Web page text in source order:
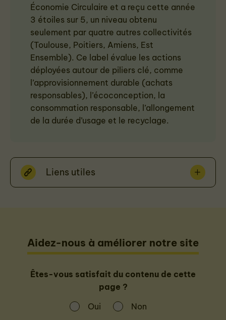
Économie Circulaire et a reçu cette année
3 étoiles sur 5, un niveau obtenu
seulement par quatre autres collectivités
(Toulouse, Poitiers, Amiens, Est
Ensemble). Ce label évalue les actions
déployées autour de piliers clé, comme
l’approvisionnement durable (achats
responsables), l’écoconception, la
consommation responsable, l’allongement
de la durée d’usage et le recyclage.
Liens utiles
Aidez-nous à améliorer notre site
Êtes-vous satisfait du contenu de cette
page ?
Oui
Non